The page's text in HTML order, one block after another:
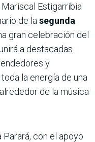
Estigarribia
de la segunda
gran celebración del
a destacadas
y
la energía de una
de la música
Parará, con el apoyo